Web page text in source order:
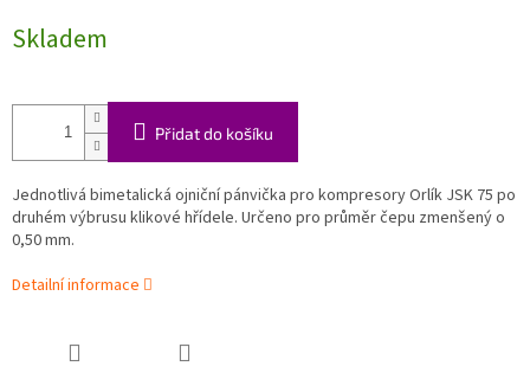
cena:
Skladem
Přidat do košíku
Jednotlivá bimetalická ojniční pánvička pro kompresory Orlík JSK 75 po
druhém výbrusu klikové hřídele. Určeno pro průměr čepu zmenšený o
0,50 mm.
Detailní informace